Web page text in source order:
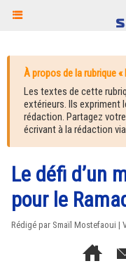
À propos de la rubrique «
Les textes de cette
extérieurs. Ils expriment
rédaction. Partagez
écrivant à la rédaction
Le défi d’un
pour le
Rédigé par Smaïl Mostefaoui |